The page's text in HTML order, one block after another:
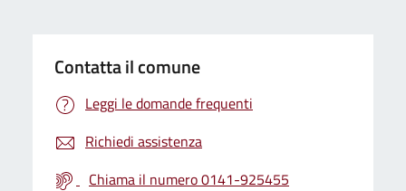
Contatta il comune
Leggi le domande frequenti
Richiedi assistenza
Chiama il numero 0141-925455